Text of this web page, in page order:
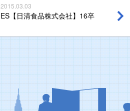
2015.03.03
ES【日清食品株式会社】16卒